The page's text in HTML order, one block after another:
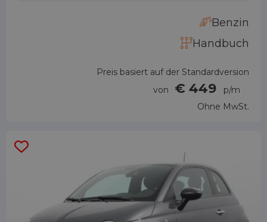
Benzin
Handbuch
Preis basiert auf der Standardversion
von
€ 449
p/m
Ohne MwSt.